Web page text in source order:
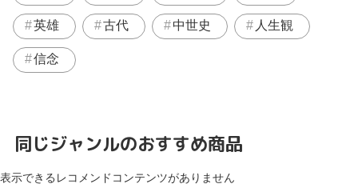
英雄 古代 中世史 人生観
信念
同じジャンルのおすすめ商品
表示できるレコメンドコンテンツがありません